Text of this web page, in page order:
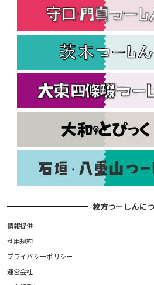
枚方つーしんに
情報提供
利用規約
プライバシーポリシー
運営会社